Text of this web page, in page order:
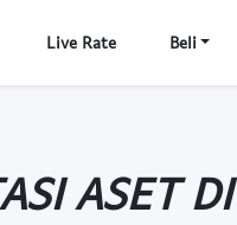
Live Rate Beli
ASET